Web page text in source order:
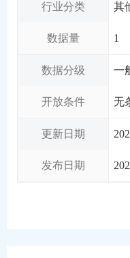
行业分类 其
数据量 1
数据分级 一
开放条件 无
更新日期
发布日期